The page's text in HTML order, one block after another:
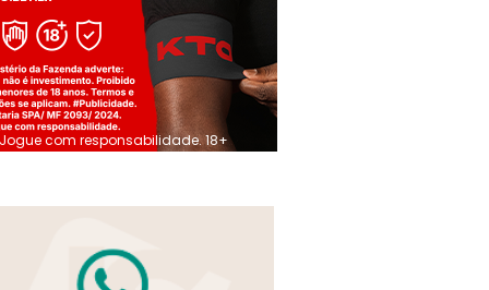
Jogue com responsabilidade. 18+